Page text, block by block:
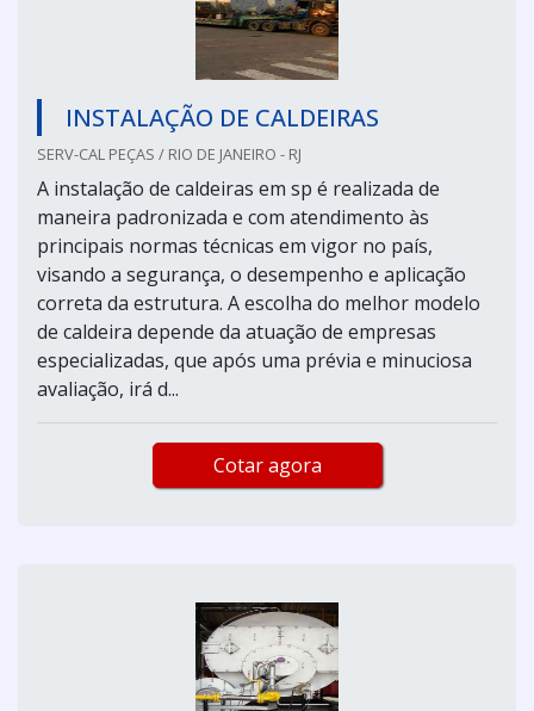
INSTALAÇÃO DE CALDEIRAS
SERV-CAL PEÇAS / RIO DE JANEIRO - RJ
A instalação de caldeiras em sp é realizada de
maneira padronizada e com atendimento às
principais normas técnicas em vigor no país,
visando a segurança, o desempenho e aplicação
correta da estrutura. A escolha do melhor modelo
de caldeira depende da atuação de empresas
especializadas, que após uma prévia e minuciosa
avaliação, irá d...
Cotar agora